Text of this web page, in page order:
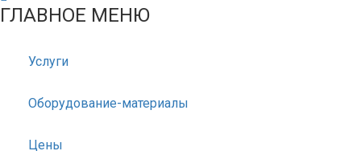
ГЛАВНОЕ МЕНЮ
Услуги
Оборудование-материалы
Цены